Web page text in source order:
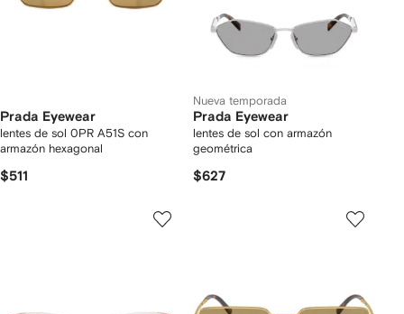
Prada Eyewear
lentes de sol 0PR A51S con
armazón hexagonal
$511
Nueva temporada
Prada Eyewear
lentes de sol con armazón
geométrica
$627